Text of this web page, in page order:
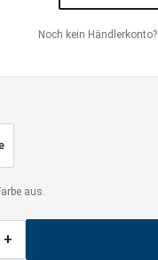
Noch kein Händlerkonto?
aus.
+